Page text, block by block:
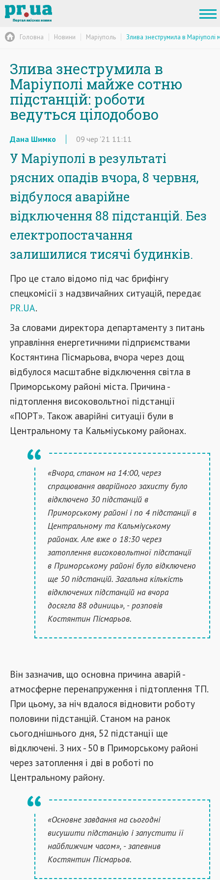
Головна Новини Маріуполь Злива знеструмила в
Злива знеструмила в
Маріуполі майже сотню
підстанцій: роботи
ведуться цілодобово
Дана Шимко 09 чер '21 11:11
У Маріуполі в результаті
рясних опадів вчора, 8 червня,
відбулося аварійне
відключення 88 підстанцій. Без
електропостачання
залишилися тисячі будинків.
Про це стало відомо під час брифінгу
спецкомісії з надзвичайних ситуацій, передає
PR.UA.
За словами директора департаменту з питань
управління енергетичними підприємствами
Костянтина Пісмарьова, вчора через дощ
відбулося масштабне відключення світла в
Приморському районі міста. Причина -
підтоплення високовольтної підстанції
«ПОРТ». Також аварійні ситуації були в
Центральному та Кальміуському районах.
«Вчора, станом на 14:00, через
спрацювання аварійного захисту було
відключено 30 підстанцій в
Приморському районі і по 4 підстанції в
Центральному та Кальміуському
районах. Але вже о 18:30 через
затоплення високовольтної підстанції
в Приморському районі було відключено
ще 50 підстанцій. Загальна кількість
відключених підстанцій на вчора
досягла 88 одиниць», - розповів
Костянтин Пісмарьов.
Він зазначив, що основна причина аварій -
атмосферне перенапруження і підтоплення ТП.
При цьому, за ніч вдалося відновити роботу
половини підстанцій. Станом на ранок
сьогоднішнього дня, 52 підстанції ще
відключені. З них - 50 в Приморському районі
через затоплення і дві в роботі по
Центральному району.
«Основне завдання на сьогодні
висушити підстанцію і запустити її
найближчим часом», - запевнив
Костянтин Пісмарьов.